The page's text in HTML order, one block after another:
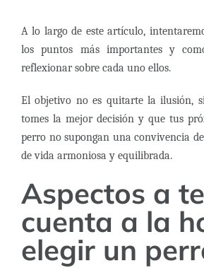
A lo largo de este artículo,
los puntos más importantes y
reflexionar sobre cada uno ellos.
El objetivo no es quitarte la ilusión,
tomes la mejor decisión y que tus
perro no supongan una convivencia
de vida armoniosa y equilibrada.
Aspectos a
cuenta a la
elegir un